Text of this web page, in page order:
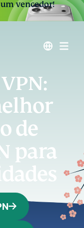
vencedor!
de
para